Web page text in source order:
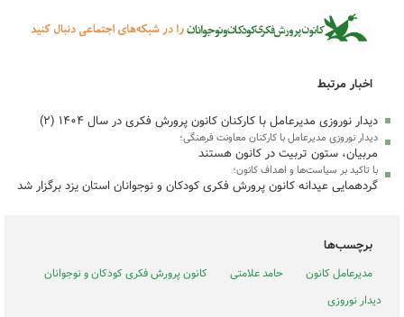
اخبار مرتبط
دیدار نوروزی مدیرعامل با کارکنان کانون پرورش فکری در سال ۱۴۰۴ (۲)
دیدار نوروزی مدیرعامل با کارکنان معاونت فرهنگی؛
مربیان، ستون تربیت در کانون هستند
با تاکید بر سیاست‌ها و اهداف کانون؛
گردهمایی عیدانه کانون پرورش فکری کودکان و نوجوانان استان یزد برگزار شد
برچسب‌ها
مدیرعامل کانون حامد علامتی
کانون پرورش فکری کودکان و نوجوانان
دیدار نوروزی